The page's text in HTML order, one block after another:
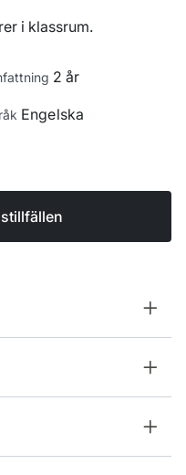
2 år
Engelska